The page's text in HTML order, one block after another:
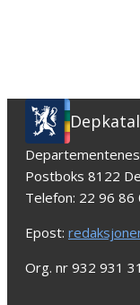
Postboks 8122
Telefon: 22 96 86
Epost:
Org. nr 932 931